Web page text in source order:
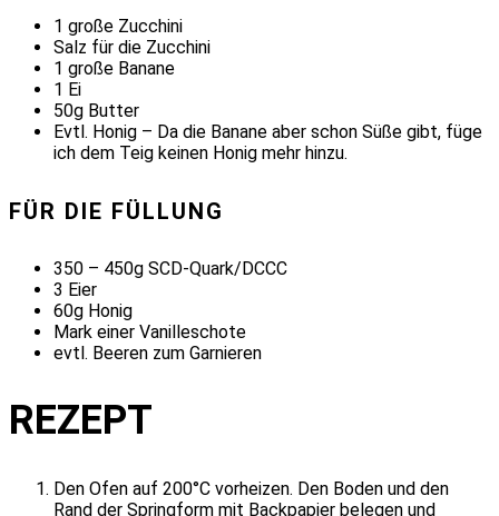
1 große Zucchini
Salz für die Zucchini
1 große Banane
1 Ei
50g Butter
Evtl. Honig – Da die Banane aber schon Süße gibt, füge
ich dem Teig keinen Honig mehr hinzu.
FÜR DIE FÜLLUNG
350 – 450g SCD-Quark/DCCC
3 Eier
60g Honig
Mark einer Vanilleschote
evtl. Beeren zum Garnieren
REZEPT
Den Ofen auf 200°C vorheizen. Den Boden und den
Rand der Springform mit Backpapier belegen und